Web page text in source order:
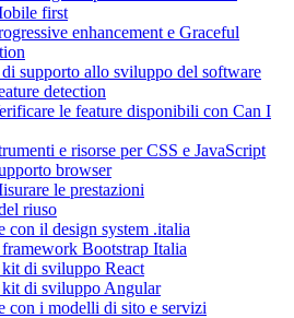
first
enhancement e Graceful
supporto allo sviluppo del software
detection
le feature disponibili con Can I
e risorse per CSS e JavaScript
browser
le prestazioni
riuso
con il design system .italia
Bootstrap Italia
di sviluppo React
di sviluppo Angular
con i modelli di sito e servizi